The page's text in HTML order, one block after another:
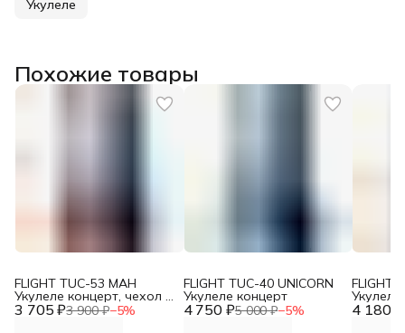
Укулеле
Похожие товары
3 705 ₽3 900 ₽−5%
FLIGHT TUC-53 MAH
Укулеле концерт, чехол в
комплекте 4 750 ₽5 000 ₽−5%
FLIGHT TUC-40 UNICORN
Укулеле концерт
4 180 ₽
FLIGHT
чехлом